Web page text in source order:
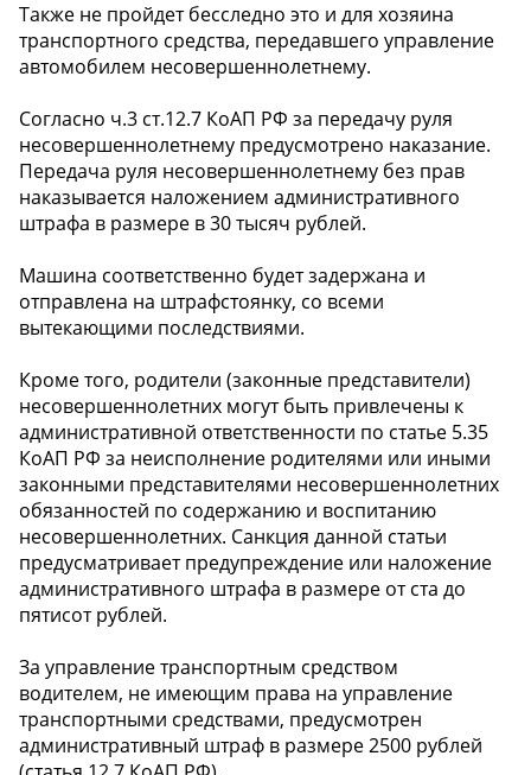
Также не пройдет бесследно это и для хозяина
транспортного средства, передавшего управление
автомобилем несовершеннолетнему.
Согласно ч.3 ст.12.7 КоАП РФ за передачу руля
несовершеннолетнему предусмотрено наказание.
Передача руля несовершеннолетнему без прав
наказывается наложением административного
штрафа в размере в 30 тысяч рублей.
Машина соответственно будет задержана и
отправлена на штрафстоянку, со всеми
вытекающими последствиями.
Кроме того, родители (законные представители)
несовершеннолетних могут быть привлечены к
административной ответственности по статье 5.35
КоАП РФ за неисполнение родителями или иными
законными представителями несовершеннолетних
обязанностей по содержанию и воспитанию
несовершеннолетних. Санкция данной статьи
предусматривает предупреждение или наложение
административного штрафа в размере от ста до
пятисот рублей.
За управление транспортным средством
водителем, не имеющим права на управление
транспортными средствами, предусмотрен
административный штраф в размере 2500 рублей